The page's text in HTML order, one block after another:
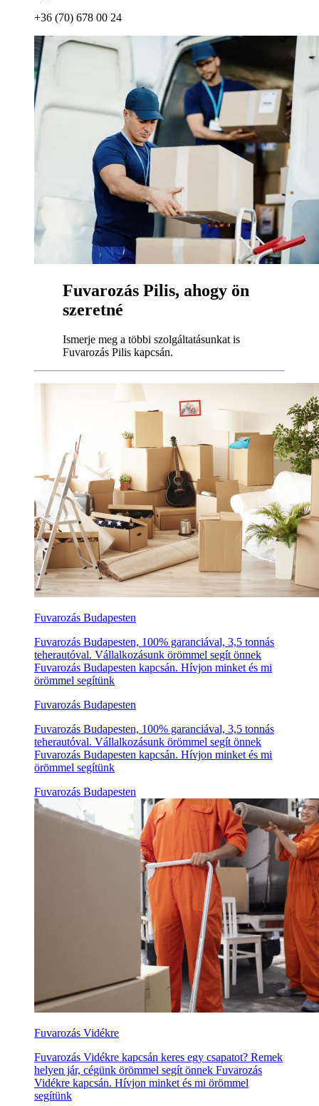
+36 (70) 678 00 24
Fuvarozás Pilis, ahogy ön
szeretné
Ismerje meg a többi szolgáltatásunkat is
Fuvarozás Pilis kapcsán.
Fuvarozás Budapesten
Fuvarozás Budapesten, 100% garanciával, 3,5 tonnás
teherautóval. Vállalkozásunk örömmel segít önnek
Fuvarozás Budapesten kapcsán. Hívjon minket és mi
örömmel segítünk
Fuvarozás Budapesten
Fuvarozás Budapesten, 100% garanciával, 3,5 tonnás
teherautóval. Vállalkozásunk örömmel segít önnek
Fuvarozás Budapesten kapcsán. Hívjon minket és mi
örömmel segítünk
Fuvarozás Budapesten
Fuvarozás Vidékre
Fuvarozás Vidékre kapcsán keres egy csapatot? Remek
helyen jár, cégünk örömmel segít önnek Fuvarozás
Vidékre kapcsán. Hívjon minket és mi örömmel
segítünk